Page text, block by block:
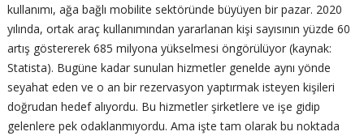
kullanımı, ağa bağlı mobilite sektöründe büyüyen bir pazar. 2020
yılında, ortak araç kullanımından yararlanan kişi sayısının yüzde 60
artış göstererek 685 milyona yükselmesi öngörülüyor (kaynak:
Statista). Bugüne kadar sunulan hizmetler genelde aynı yönde
seyahat eden ve o an bir rezervasyon yaptırmak isteyen kişileri
doğrudan hedef alıyordu. Bu hizmetler şirketlere ve işe gidip
gelenlere pek odaklanmıyordu. Ama işte tam olarak bu noktada